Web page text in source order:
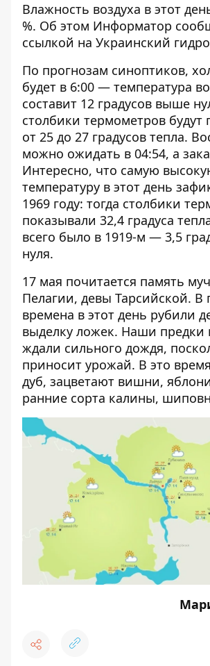
Влажность воздуха в этот
%. Об этом Информатор
ссылкой на Украинский
По прогнозам синоптиков,
будет в 6:00 — температура
составит 12 градусов выше
столбики термометров будут
от 25 до 27 градусов тепла.
можно ожидать в 04:54, а
Интересно, что самую
температуру в этот день
1969 году: тогда столбики
показывали 32,4 градуса
всего было в 1919-м — 3,5
нуля.
17 мая почитается память
Пелагии, девы Тарсийской. В
времена в этот день рубили
выделку ложек. Наши предки
ждали сильного дождя,
приносит урожай. В это
дуб, зацветают вишни,
ранние сорта калины,